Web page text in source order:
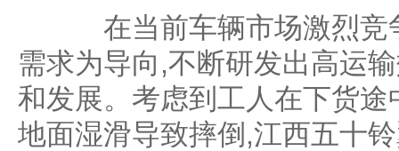
在当前车辆市场激烈竞
需求为导向,不断研发出高运
和发展。考虑到工人在下货
地面湿滑导致摔倒,江西五十